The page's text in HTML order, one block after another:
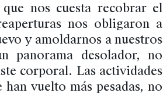
nos cuesta recobrar el
nos obligaron a
y amoldarnos a nuestros
panorama desolador, no
corporal. Las actividades
vuelto más pesadas, no